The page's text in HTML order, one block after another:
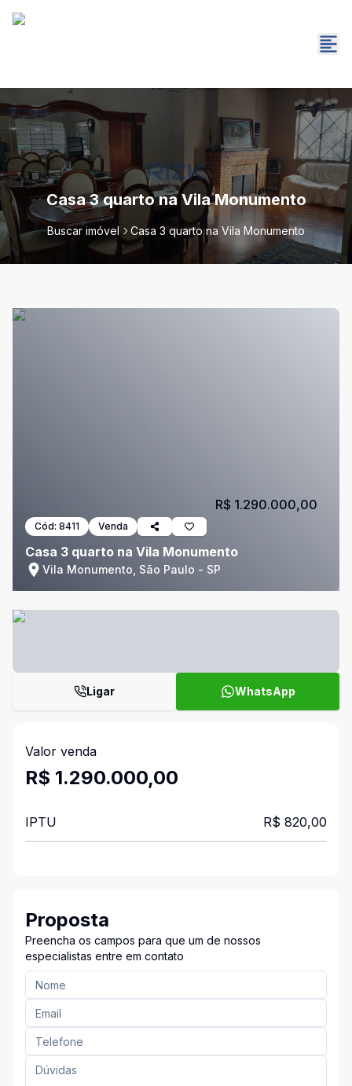
Casa 3 quarto na Vila Monumento
Buscar imóvel Casa 3 quarto na Vila Monumento
Cód: 8411 Venda
Casa 3 quarto na Vila Monumento
Vila Monumento, São Paulo - SP
R$ 1.290.000,00
Ligar WhatsApp
Valor venda
R$ 1.290.000,00
IPTU R$ 820,00
Proposta
Preencha os campos para que um de nossos
especialistas entre em contato